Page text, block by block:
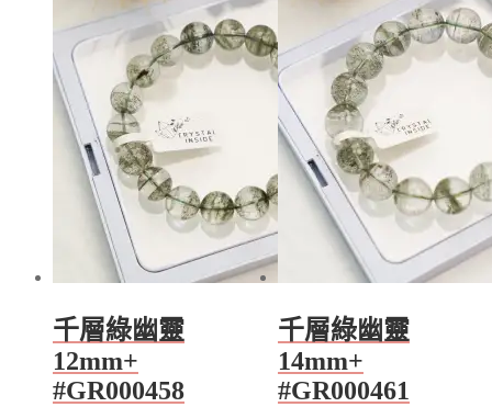
千層綠幽靈
12mm+
#GR000458
千層綠幽靈
14mm+
#GR000461